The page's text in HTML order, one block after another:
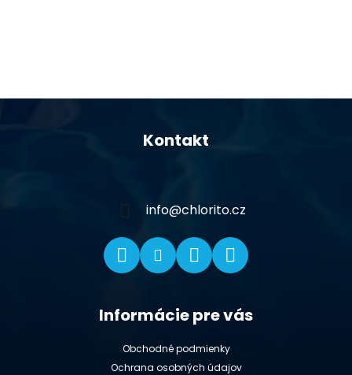
Z
Kontakt
info@chlorito.cz
Informácie pre vás
Obchodné podmienky
Ochrana osobných údajov